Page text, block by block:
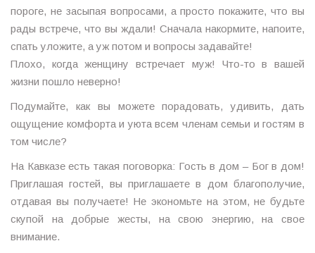
пороге, не засыпая вопросами, а просто покажите, что вы
рады встрече, что вы ждали! Сначала накормите, напоите,
спать уложите, а уж потом и вопросы задавайте!
Плохо, когда женщину встречает муж! Что-то в вашей
жизни пошло неверно!
Подумайте, как вы можете порадовать, удивить, дать
ощущение комфорта и уюта всем членам семьи и гостям в
том числе?
На Кавказе есть такая поговорка: Гость в дом – Бог в дом!
Приглашая гостей, вы приглашаете в дом благополучие,
отдавая вы получаете! Не экономьте на этом, не будьте
скупой на добрые жесты, на свою энергию, на свое
внимание.